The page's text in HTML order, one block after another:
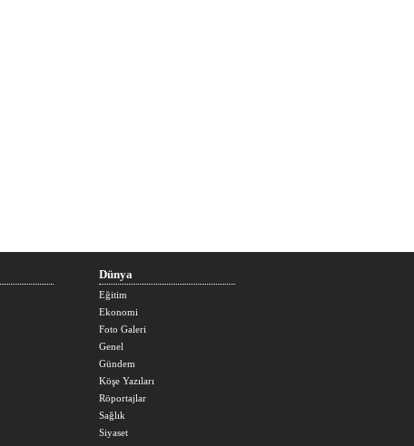
Dünya
Eğitim
Ekonomi
Foto Galeri
Genel
Gündem
Köşe Yazıları
Röportajlar
Sağlık
Siyaset